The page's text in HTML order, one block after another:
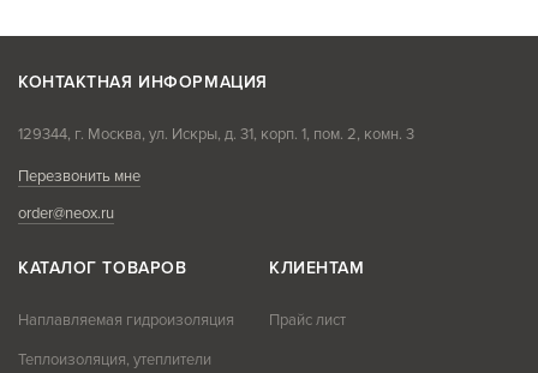
КОНТАКТНАЯ ИНФОРМАЦИЯ
129344, г. Москва, ул. Искры, д. 31, корп. 1, пом. 2, комн. 3
Перезвонить мне
order@neox.ru
КАТАЛОГ ТОВАРОВ
Наплавляемая гидроизоляция
Теплоизоляция, утеплители
КЛИЕНТАМ
Прайс лист